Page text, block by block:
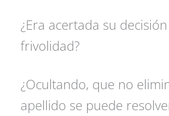
¿Era acertada su
frivolidad?
¿Ocultando, que no
apellido se puede